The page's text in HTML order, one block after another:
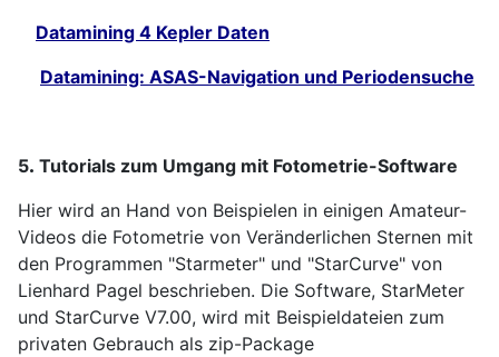
Datamining 4 Kepler Daten
Datamining: ASAS-Navigation und Periodensuche
5. Tutorials zum Umgang mit Fotometrie-Software
Hier wird an Hand von Beispielen in einigen Amateur-
Videos die Fotometrie von Veränderlichen Sternen mit
den Programmen "Starmeter" und "StarCurve" von
Lienhard Pagel beschrieben. Die Software, StarMeter
und StarCurve V7.00, wird mit Beispieldateien zum
privaten Gebrauch als zip-Package